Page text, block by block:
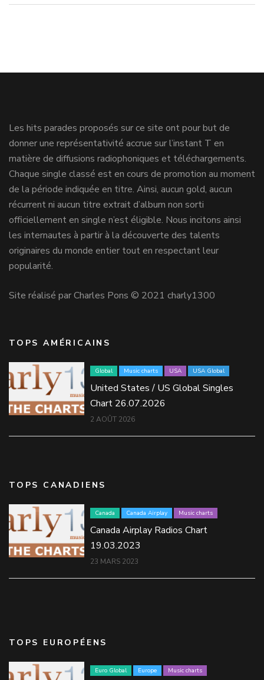
Les hits parades proposés sur ce site ont pour but de
donner une représentativité accrue sur l’instant T en
matière de diffusions radiophoniques et téléchargements.
Chaque single classé est en cours de promotion au moment
de la période indiquée en titre. Ainsi, aucun gold, aucun
récurrent ni aucun titre extrait d’album non sorti
officiellement en single n’est éligible. Nous incitons ainsi
les internautes à partir à la découverte des talents
originaires du monde entier tout en respectant leur
popularité.
Site réalisé par Charles Pons © 2021 charly1300
TOPS AMÉRICAINS
Global Music charts USA USA Global
United States / US Global Singles
Chart 26.07.2026
2 AOÛT 2026
TOPS CANADIENS
Canada Canada Airplay Music charts
Canada Airplay Radios Chart
19.03.2023
23 MARS 2023
TOPS EUROPÉENS
Euro Global Europe Music charts